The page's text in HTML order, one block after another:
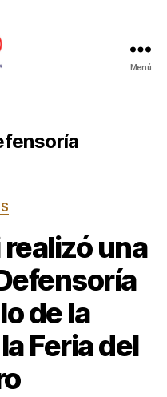
Menú
una
de la
Feria del